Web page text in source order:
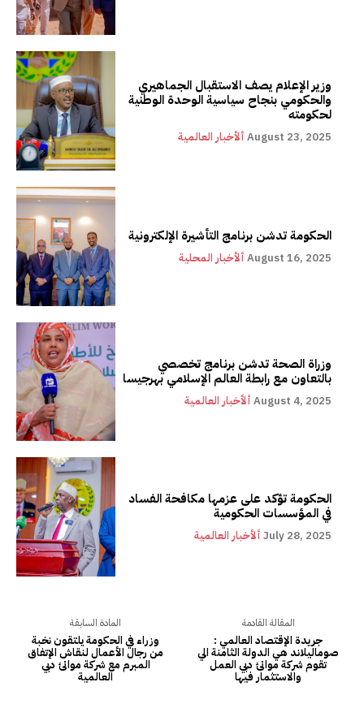
وزير الإعلام يصف الاستقبال الجماهيري
والحكومي بنجاح سياسية الوحدة الوطنية
لحكومته
ألأخبار العالمية August 23, 2025
الحكومة تدشن برنامج التأشيرة الإلكترونية
ألأخبار المحلية August 16, 2025
وزراة الصحة تدشن برنامج تخصصي
بالتعاون مع رابطة العالم الإسلامي بهرجيسا
ألأخبار العالمية August 4, 2025
الحكومة تؤكد على عزمها مكافحة الفساد
في المؤسسات الحكومية
ألأخبار العالمية July 28, 2025
المادة السابقة
وزراء في الحكومة يلتقون نخبة
من رجال الأعمال لنقاش الإتفاق
المبرم مع شركة موانئ دبي
العالمية
المقالة القادمة
جريدة الإقتصاد العالمي :
صوماليلاند هي الدولة الثامنة الي
تقوم شركة موانئ دبي العمل
والاستثمار فيها